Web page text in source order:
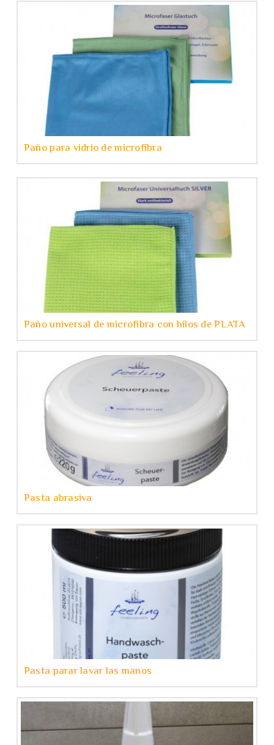
Paño para vidrio de microfibra
Paño universal de microfibra con hilos de PLATA
Pasta abrasiva
Pasta parar lavar las manos